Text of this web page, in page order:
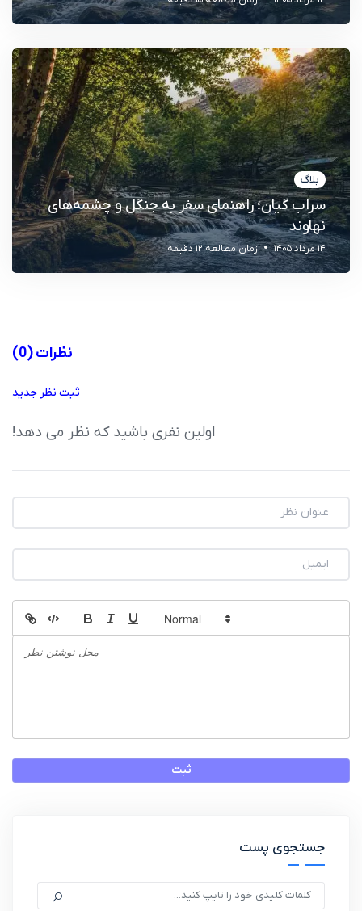
بلاگ
سراب گیان؛ راهنمای سفر به جنگل و چشمه‌های
نهاوند
14 مرداد 1405 زمان مطالعه 12 دقیقه
نظرات(0)
ثبت نظر جدید
اولین نفری باشید که نظر می دهد!
ثبت
جستجوی پست